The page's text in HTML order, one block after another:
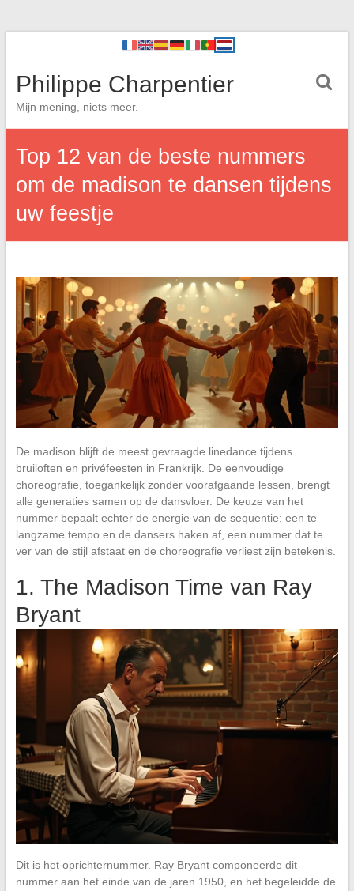
Philippe Charpentier
Mijn mening, niets meer.
Top 12 van de beste nummers
om de madison te dansen tijdens
uw feestje
De madison blijft de meest gevraagde linedance tijdens
bruiloften en privéfeesten in Frankrijk. De eenvoudige
choreografie, toegankelijk zonder voorafgaande lessen, brengt
alle generaties samen op de dansvloer. De keuze van het
nummer bepaalt echter de energie van de sequentie: een te
langzame tempo en de dansers haken af, een nummer dat te
ver van de stijl afstaat en de choreografie verliest zijn betekenis.
1. The Madison Time van Ray
Bryant
Dit is het oprichternummer. Ray Bryant componeerde dit
nummer aan het einde van de jaren 1950, en het begeleidde de